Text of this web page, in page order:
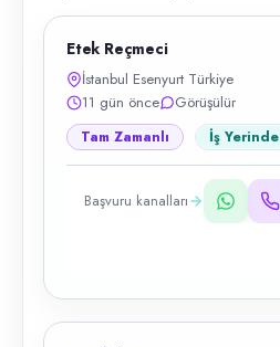
Etek Reçmeci
İstanbul Esenyurt Türkiye
11 gün önce
Görüşülür
Tam Zamanlı İş Yerinde
Başvuru kanalları